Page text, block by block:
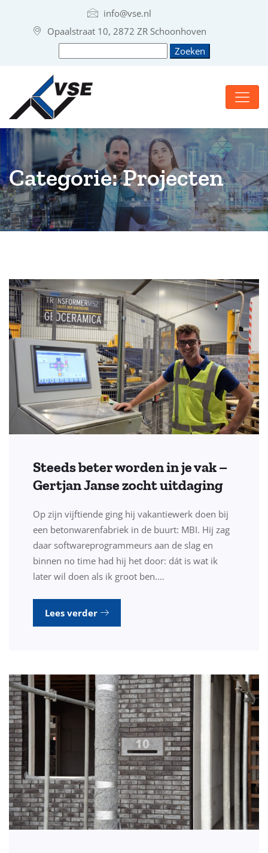
info@vse.nl
Opaalstraat 10, 2872 ZR Schoonhoven
Categorie:Projecten
Steeds beter worden in je vak –
Gertjan Janse zocht uitdaging
Op zijn vijftiende ging hij vakantiewerk doen bij
een betonwarenfabriek in de buurt: MBI. Hij zag
daar softwareprogrammeurs aan de slag en
binnen no time had hij het door: dát is wat ik
later wil doen als ik groot ben.…
Lees verder